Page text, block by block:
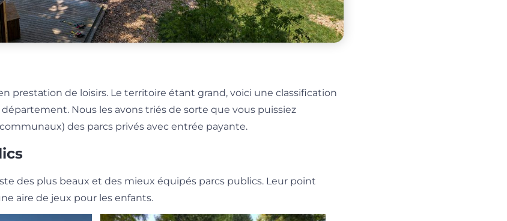
prestation de loisirs. Le territoire étant grand, voici une classification
Nous les avons triés de sorte que vous puissiez
des parcs privés avec entrée payante.
des plus beaux et des mieux équipés parcs publics. Leur point
aire de jeux pour les enfants.